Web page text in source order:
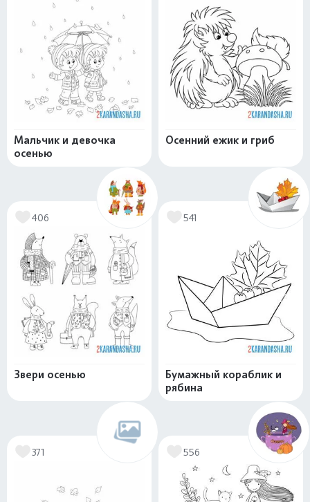
Мальчик и девочка
осенью
Осенний ежик и гриб
406
Звери осенью
541
Бумажный кораблик и
рябина
371 556